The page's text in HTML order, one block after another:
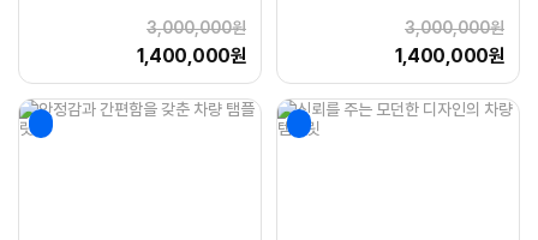
3,000,000원
1,400,000원
3,000,000원
1,400,000원